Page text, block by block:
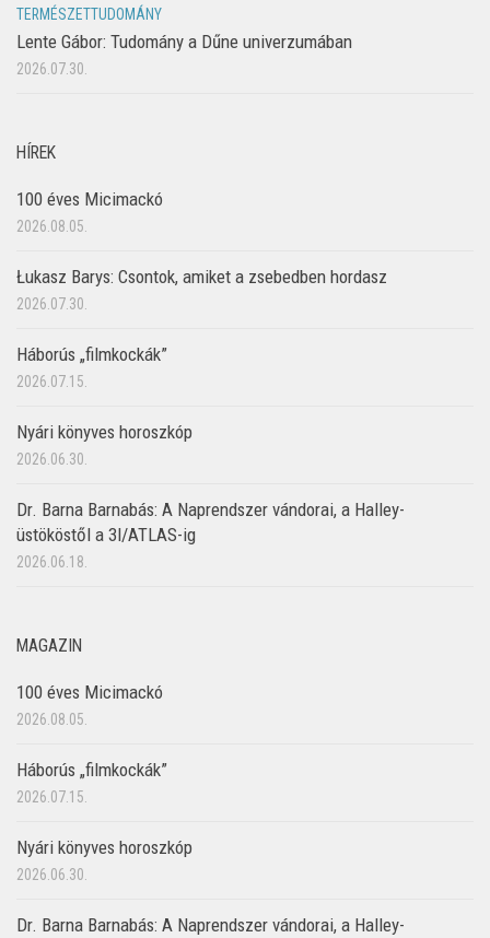
TERMÉSZETTUDOMÁNY
Lente Gábor: Tudomány a Dűne univerzumában
2026.07.30.
HÍREK
100 éves Micimackó
2026.08.05.
Łukasz Barys: Csontok, amiket a zsebedben hordasz
2026.07.30.
Háborús „filmkockák”
2026.07.15.
Nyári könyves horoszkóp
2026.06.30.
Dr. Barna Barnabás: A Naprendszer vándorai, a Halley-
üstököstől a 3I/ATLAS-ig
2026.06.18.
MAGAZIN
100 éves Micimackó
2026.08.05.
Háborús „filmkockák”
2026.07.15.
Nyári könyves horoszkóp
2026.06.30.
Dr. Barna Barnabás: A Naprendszer vándorai, a Halley-